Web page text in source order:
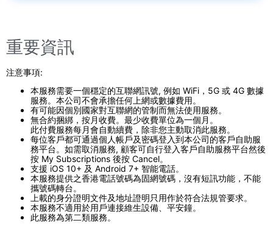
重要資訊
注意事項:
本服務需要一個穩定的互聯網訊號, 例如 WiFi，5G 或 4G 數據
服務。本公司不會承擔任何上網或數據費用。
有可能因個別國家對互聯網的管制而無法使用服務。
無合約捆綁，按月收費。最少收費單位為一個月。
此付費服務每月會自動續費，除非您主動取消此服務。
每位客戶都可通過個人帳戶及密碼登入到本公司的客戶自助服
務平台。如需取消服務, 顧客可自行登入客戶自助服務平台然後
按 My Subscriptions 後按 Cancel。
支援 iOS 10+ 及 Android 7+ 智能電話。
本服務提供之香港電話號碼為固網號碼，沒有短訊功能，不能
攜號碼轉台。
上載的身分證明文件及地址證明只用作於符合法規管要求。
本服務不適用於用戶連接維生設備、平安鐘。
此服務為第二類服務。